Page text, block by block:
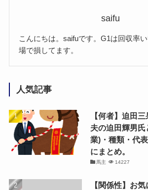
saifu
こんにちは。saifuです。G1は回収率
場で損してます。
人気記事
【何者】迫田
夫の迫田輝男
業)・種類・代
にまとめ。
馬主 14227
【関係性】お